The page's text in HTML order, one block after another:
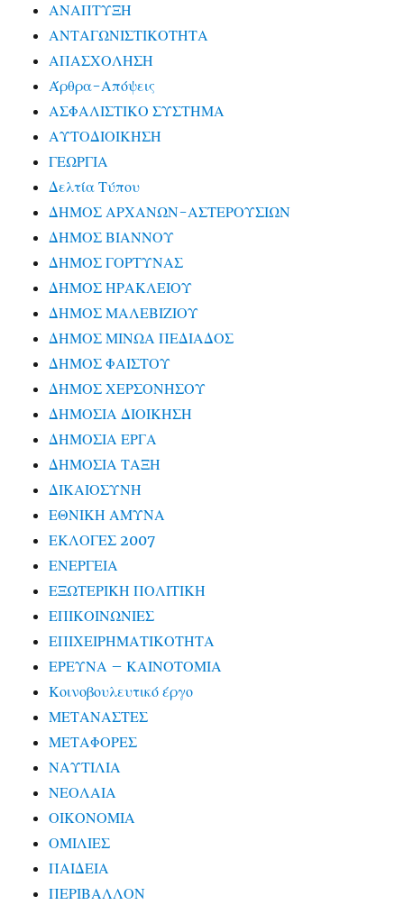
ΑΝΑΠΤΥΞΗ
ΑΝΤΑΓΩΝΙΣΤΙΚΟΤΗΤΑ
ΑΠΑΣΧΟΛΗΣΗ
Άρθρα-Απόψεις
ΑΣΦΑΛΙΣΤΙΚΟ ΣΥΣΤΗΜΑ
ΑΥΤΟΔΙΟΙΚΗΣΗ
ΓΕΩΡΓΙΑ
Δελτία Τύπου
ΔΗΜΟΣ ΑΡΧΑΝΩΝ-ΑΣΤΕΡΟΥΣΙΩΝ
ΔΗΜΟΣ ΒΙΑΝΝΟΥ
ΔΗΜΟΣ ΓΟΡΤΥΝΑΣ
ΔΗΜΟΣ ΗΡΑΚΛΕΙΟΥ
ΔΗΜΟΣ ΜΑΛΕΒΙΖΙΟΥ
ΔΗΜΟΣ ΜΙΝΩΑ ΠΕΔΙΑΔΟΣ
ΔΗΜΟΣ ΦΑΙΣΤΟΥ
ΔΗΜΟΣ ΧΕΡΣΟΝΗΣΟΥ
ΔΗΜΟΣΙΑ ΔΙΟΙΚΗΣΗ
ΔΗΜΟΣΙΑ ΕΡΓΑ
ΔΗΜΟΣΙΑ ΤΑΞΗ
ΔΙΚΑΙΟΣΥΝΗ
ΕΘΝΙΚΗ ΑΜΥΝΑ
ΕΚΛΟΓΕΣ 2007
ΕΝΕΡΓΕΙΑ
ΕΞΩΤΕΡΙΚΗ ΠΟΛΙΤΙΚΗ
ΕΠΙΚΟΙΝΩΝΙΕΣ
ΕΠΙΧΕΙΡΗΜΑΤΙΚΟΤΗΤΑ
ΕΡΕΥΝΑ – ΚΑΙΝΟΤΟΜΙΑ
Κοινοβουλευτικό έργο
ΜΕΤΑΝΑΣΤΕΣ
ΜΕΤΑΦΟΡΕΣ
ΝΑΥΤΙΛΙΑ
ΝΕΟΛΑΙΑ
ΟΙΚΟΝΟΜΙΑ
ΟΜΙΛΙΕΣ
ΠΑΙΔΕΙΑ
ΠΕΡΙΒΑΛΛΟΝ